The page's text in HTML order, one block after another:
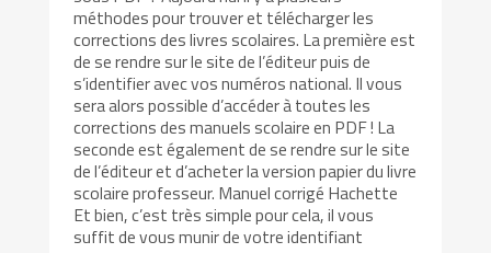
méthodes pour trouver et télécharger les
corrections des livres scolaires. La première est
de se rendre sur le site de l’éditeur puis de
s’identifier avec vos numéros national. Il vous
sera alors possible d’accéder à toutes les
corrections des manuels scolaire en PDF ! La
seconde est également de se rendre sur le site
de l’éditeur et d’acheter la version papier du livre
scolaire professeur. Manuel corrigé Hachette
Et bien, c’est très simple pour cela, il vous
suffit de vous munir de votre identifiant